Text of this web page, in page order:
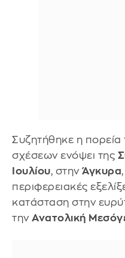
Συζητήθηκε η πορεία
σχέσεων ενόψει της
Ιουλίου, στην Άγκυρα
περιφερειακές
κατάσταση στην
την Ανατολική